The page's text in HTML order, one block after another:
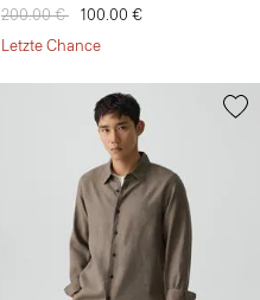
Preis reduziert von
200.00 € auf
100.00 €
Letzte Chance